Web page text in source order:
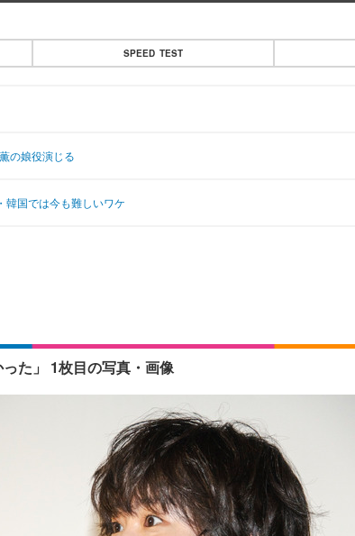
SPEED TEST
の娘役演じる
韓国では今も難しいワケ
た」 1枚目の写真・画像